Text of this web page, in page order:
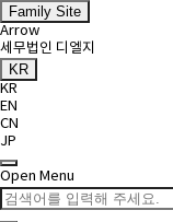
Family Site
Arrow
세무법인 디엘지
KR
KR
EN
CN
JP
Open Menu